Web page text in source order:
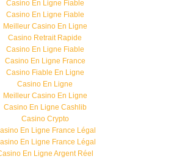
Casino En Ligne Fiable
Casino En Ligne Fiable
Meilleur Casino En Ligne
Casino Retrait Rapide
Casino En Ligne Fiable
Casino En Ligne France
Casino Fiable En Ligne
Casino En Ligne
Meilleur Casino En Ligne
Casino En Ligne Cashlib
Casino Crypto
En Ligne France Légal
En Ligne France Légal
En Ligne Argent Réel